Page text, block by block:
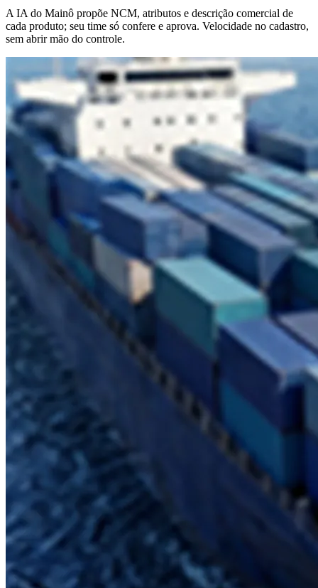
A IA do Mainô propõe NCM, atributos e descrição comercial de
cada produto; seu time só confere e aprova. Velocidade no cadastro,
sem abrir mão do controle.